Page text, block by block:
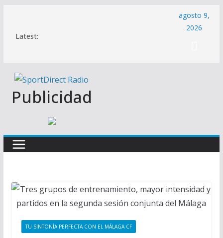
contenido
Latest:
agosto 9,
2026
Publicidad
TU SINTONÍA PERFECTA CON EL MÁLAGA CF